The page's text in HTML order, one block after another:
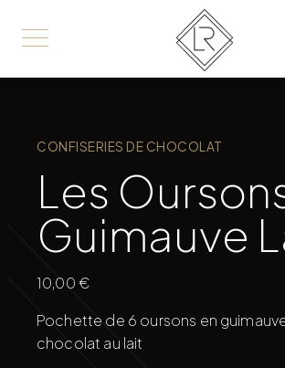
CONFISERIES DE CHOCOLAT
Les
Guimauve
10,00€
Pochette de 6 oursons en
chocolat au lait